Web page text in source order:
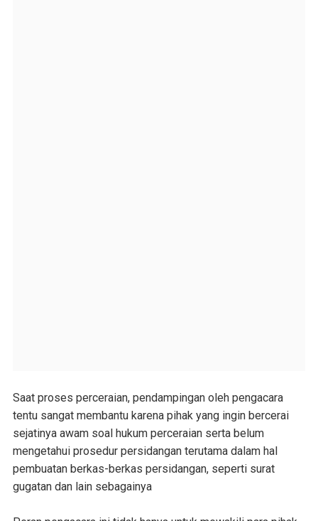
Saat proses perceraian, pendampingan oleh pengacara
tentu sangat membantu karena pihak yang ingin bercerai
sejatinya awam soal hukum perceraian serta belum
mengetahui prosedur persidangan terutama dalam hal
pembuatan berkas-berkas persidangan, seperti surat
gugatan dan lain sebagainya